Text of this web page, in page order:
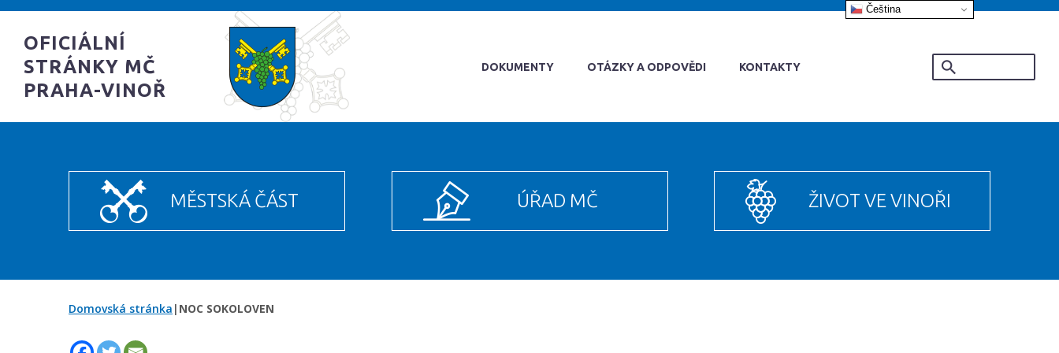
OFICIÁLNÍ
STRÁNKY MČ
PRAHA-VINOŘ
DOKUMENTY OTÁZKY A ODPOVĚDI KONTAKTY
MĚSTSKÁ ČÁST ÚŘAD MČ ŽIVOT VE VINOŘI
Domovská stránka | NOC SOKOLOVEN
Čeština‎